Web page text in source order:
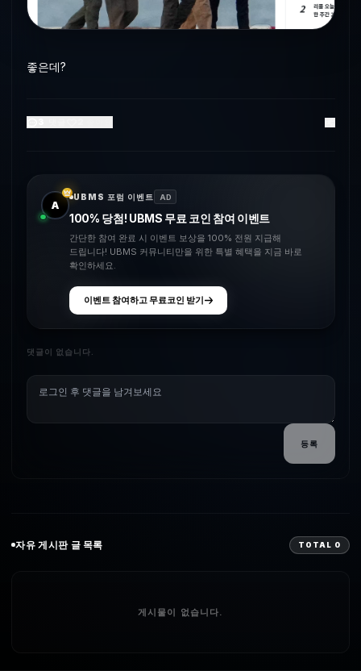
좋은데?
A
UBMS 포럼 이벤트 AD
100% 당첨! UBMS 무료 코인 참여 이벤트
간단한 참여 완료 시 이벤트 보상을 100% 전원 지급해
드립니다! UBMS 커뮤니티만을 위한 특별 혜택을 지금 바로
확인하세요.
이벤트 참여하고 무료코인 받기
댓글이 없습니다.
등록
자유 게시판 글 목록 TOTAL 0
게시물이 없습니다.